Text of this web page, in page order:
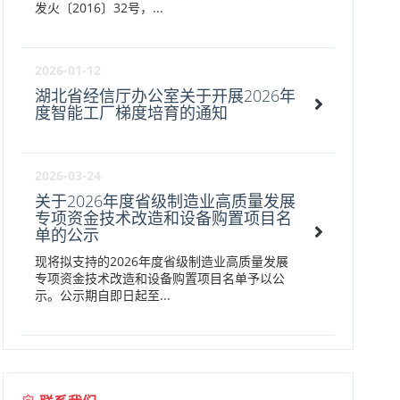
发火〔2016〕32号，...
2026-01-12
湖北省经信厅办公室关于开展2026年
度智能工厂梯度培育的通知
2026-03-24
关于2026年度省级制造业高质量发展
专项资金技术改造和设备购置项目名
单的公示
现将拟支持的2026年度省级制造业高质量发展
专项资金技术改造和设备购置项目名单予以公
示。公示期自即日起至...